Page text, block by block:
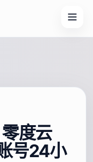
度云
号24小